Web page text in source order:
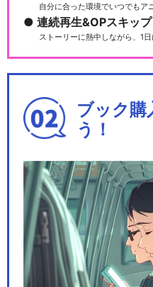
自分に合った環境でいつでもア
連続再生&OPスキッ
ストーリーに熱中しながら、1
ブック購
う！